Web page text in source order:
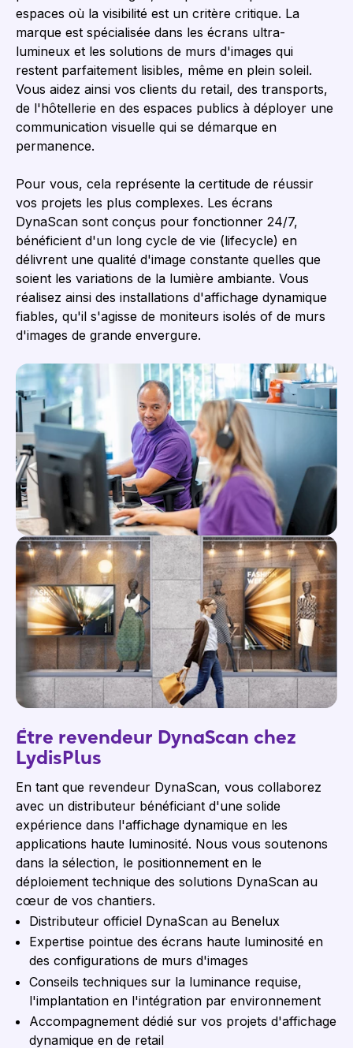
espaces où la visibilité est un critère critique. La
marque est spécialisée dans les écrans ultra-
lumineux et les solutions de murs d'images qui
restent parfaitement lisibles, même en plein soleil.
Vous aidez ainsi vos clients du retail, des transports,
de l'hôtellerie en des espaces publics à déployer une
communication visuelle qui se démarque en
permanence.
Pour vous, cela représente la certitude de réussir
vos projets les plus complexes. Les écrans
DynaScan sont conçus pour fonctionner 24/7,
bénéficient d'un long cycle de vie (lifecycle) en
délivrent une qualité d'image constante quelles que
soient les variations de la lumière ambiante. Vous
réalisez ainsi des installations d'affichage dynamique
fiables, qu'il s'agisse de moniteurs isolés of de murs
d'images de grande envergure.
Être revendeur DynaScan chez
LydisPlus
En tant que revendeur DynaScan, vous collaborez
avec un distributeur bénéficiant d'une solide
expérience dans l'affichage dynamique en les
applications haute luminosité. Nous vous soutenons
dans la sélection, le positionnement en le
déploiement technique des solutions DynaScan au
cœur de vos chantiers.
Distributeur officiel DynaScan au Benelux
Expertise pointue des écrans haute luminosité en
des configurations de murs d'images
Conseils techniques sur la luminance requise,
l'implantation en l'intégration par environnement
Accompagnement dédié sur vos projets d'affichage
dynamique en de retail